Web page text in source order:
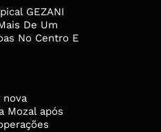
GEZANI
De Um
No Centro E
nova
Mozal após